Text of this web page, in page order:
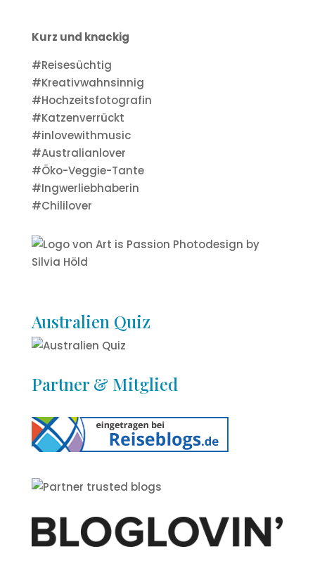
Kurz und knackig
#Reisesüchtig
#Kreativwahnsinnig
#Hochzeitsfotografin
#Katzenverrückt
#inlovewithmusic
#Australianlover
#Öko-Veggie-Tante
#Ingwerliebhaberin
#Chililover
Australien Quiz
Partner & Mitglied